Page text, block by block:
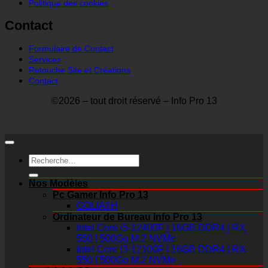
Politique des cookies
Contact
Formulaire de Contact
Services
Retouche Site et Créations
Contact
©2026 – tout droit réservé – Info Pro 13
Recherche
pour :
Nos Modèles
Pc Gamer Info Pro 13
GOLIATH
Ordinateur de Bureau Info Pro 13
Intel Core i5-12400F | 16GB DDR4 | RX
550 | 500Go M.2 NVMe
Intel Core I3-12100F | 16GB DDR4 | RX
550 | 500Go M.2 NVMe